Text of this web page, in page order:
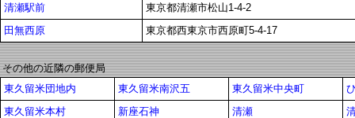
清瀬駅前
東京都清瀬市松山1-4-2
田無西原
東京都西東京市西原町5-4-17
その他の近隣の郵便局
東久留米団地内
東久留米南沢五 東久留米中央町
東久留米本村
新座石神 清瀬